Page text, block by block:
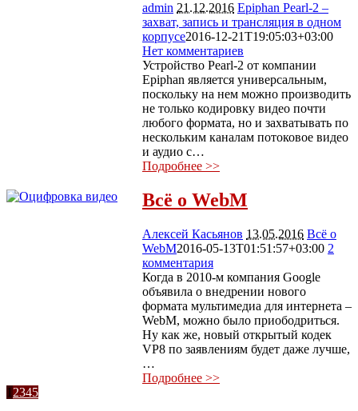
admin 21.12.2016 Epiphan Pearl-2 –
захват, запись и трансляция в одном
корпусе2016-12-21T19:05:03+03:00
Нет комментариев
Устройство Pearl-2 от компании
Epiphan является универсальным,
поскольку на нем можно производить
не только кодировку видео почти
любого формата, но и захватывать по
нескольким каналам потоковое видео
и аудио с…
Подробнее >>
Всё о WebM
Алексей Касьянов 13.05.2016 Всё о
WebM2016-05-13T01:51:57+03:00 2
комментария
Когда в 2010-м компания Google
объявила о внедрении нового
формата мультимедиа для интернета –
WebM, можно было приободриться.
Ну как же, новый открытый кодек
VP8 по заявлениям будет даже лучше,
…
Подробнее >>
1 2345